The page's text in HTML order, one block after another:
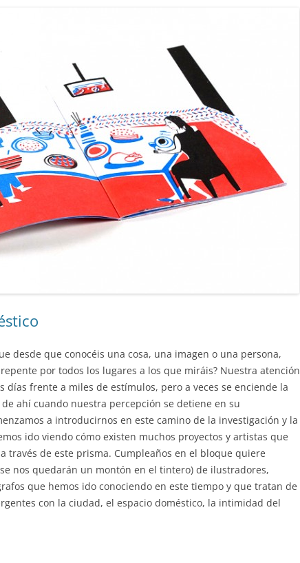
desde que conocéis una cosa, una imagen o una persona,
por todos los lugares a los que miráis? Nuestra atención
días frente a miles de estímulos, pero a veces se enciende la
ahí cuando nuestra percepción se detiene en su
a introducirnos en este camino de la investigación y la
ido viendo cómo existen muchos proyectos y artistas que
través de este prisma. Cumpleaños en el bloque quiere
nos quedarán un montón en el tintero) de ilustradores,
que hemos ido conociendo en este tiempo y que tratan de
con la ciudad, el espacio doméstico, la intimidad del